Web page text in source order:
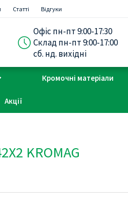
Статті Відгуки
Офіс пн-пт 9:00-17:30
Склад пн-пт 9:00-17:00
сб. нд. вихідні
Кромочні матеріали
Акції
KROMAG